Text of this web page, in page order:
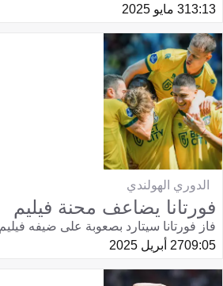
13:133 مايو 2025
الدوري الهولندي
فورتانا يضاعف محنة فيليم
فاز فورتانا سيتارد بصعوبة على ضيفه فيليم بنتيجة 1-
09:0527 أبريل 2025